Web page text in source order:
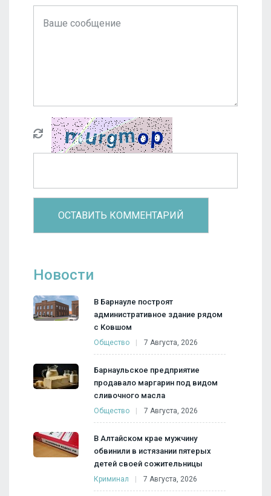
Новости
В Барнауле построят
административное здание рядом
с Ковшом
Общество 7 Августа, 2026
Барнаульское предприятие
продавало маргарин под видом
сливочного масла
Общество 7 Августа, 2026
В Алтайском крае мужчину
обвинили в истязании пятерых
детей своей сожительницы
Криминал 7 Августа, 2026